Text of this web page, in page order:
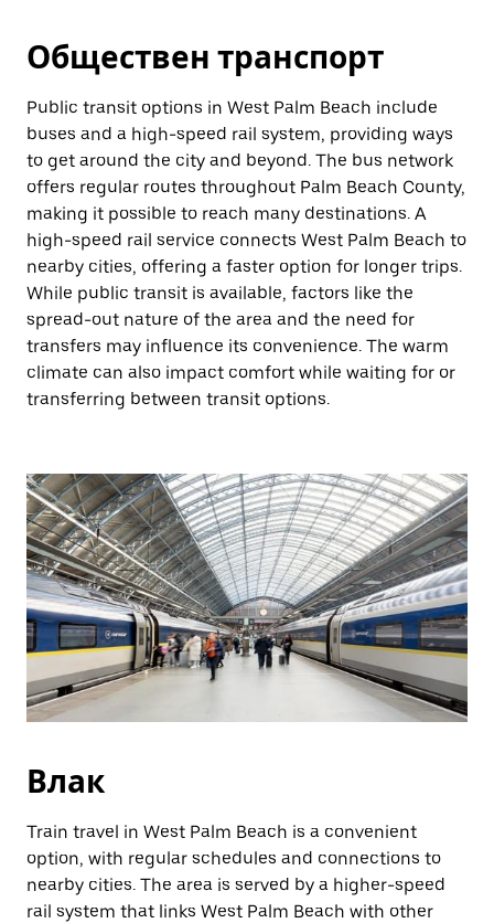
Обществен транспорт
Public transit options in West Palm Beach include
buses and a high-speed rail system, providing ways
to get around the city and beyond. The bus network
offers regular routes throughout Palm Beach County,
making it possible to reach many destinations. A
high-speed rail service connects West Palm Beach to
nearby cities, offering a faster option for longer trips.
While public transit is available, factors like the
spread-out nature of the area and the need for
transfers may influence its convenience. The warm
climate can also impact comfort while waiting for or
transferring between transit options.
Влак
Train travel in West Palm Beach is a convenient
option, with regular schedules and connections to
nearby cities. The area is served by a higher-speed
rail system that links West Palm Beach with other